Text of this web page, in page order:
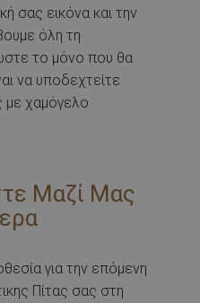
σας εικόνα και την
όλη τη
το μόνο που θα
να υποδεχτείτε
με χαμόγελο
Μαζί Μας
για την επόμενη
Πίτας σας στη